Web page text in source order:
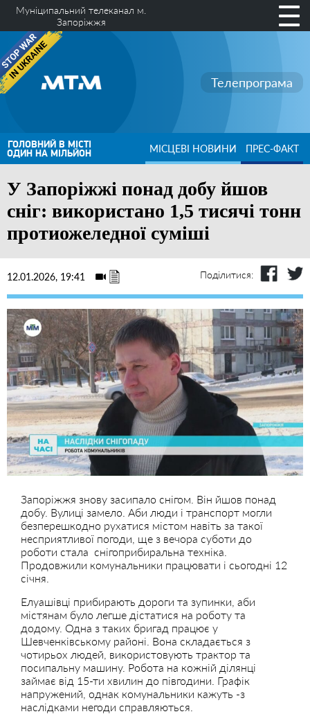
Муніципальний телеканал м.
Запоріжжя
Телепрограма
ГОЛОВНИЙ В МІСТІ
ОДИН НА МІЛЬЙОН МІСЦЕВІ НОВИНИ ПРЕС-ФАКТ
У Запоріжжі понад добу йшов
сніг: використано 1,5 тисячі тонн
протиожеледної суміші
12.01.2026, 19:41 Поділитися:
Запоріжжя знову засипало снігом. Він йшов понад
добу. Вулиці замело. Аби люди і транспорт могли
безперешкодно рухатися містом навіть за такої
несприятливої погоди, ще з вечора суботи до
роботи стала снігоприбиральна техніка.
Продовжили комунальники працювати і сьогодні 12
січня.
Елуашівці прибирають дороги та зупинки, аби
містянам було легше дістатися на роботу та
додому. Одна з таких бригад працює у
Шевченківському районі. Вона складається з
чотирьох людей, використовують трактор та
посипальну машину. Робота на кожній ділянці
займає від 15-ти хвилин до півгодини. Графік
напружений, однак комунальники кажуть -з
наслідками негоди справляються.